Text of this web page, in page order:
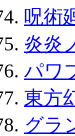
呪術
炎炎
パワ
東方
グラ